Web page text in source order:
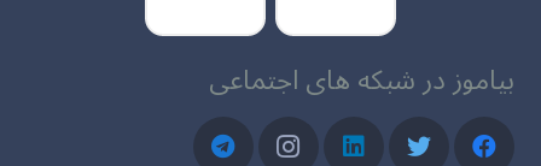
بیاموز در شبکه های اجتماعی